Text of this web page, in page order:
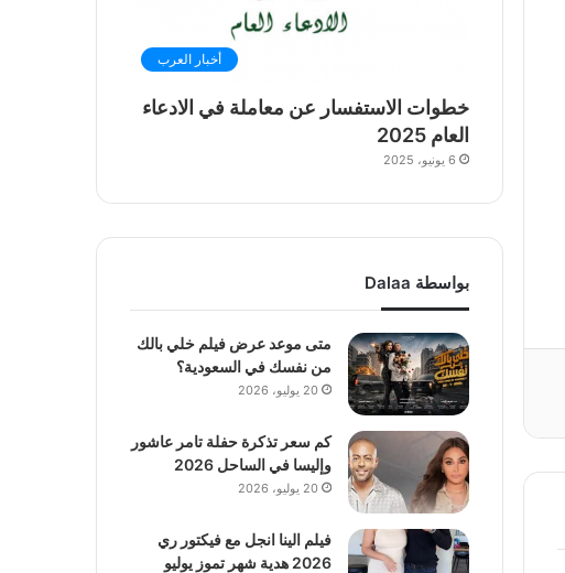
أخبار العرب
خطوات الاستفسار عن معاملة في الادعاء
العام 2025
6 يونيو، 2025
بواسطة Dalaa
متى موعد عرض فيلم خلي بالك
من نفسك في السعودية؟
20 يوليو، 2026
كم سعر تذكرة حفلة تامر عاشور
وإليسا في الساحل 2026
20 يوليو، 2026
فيلم الينا انجل مع فيكتور ري
2026 هدية شهر تموز يوليو